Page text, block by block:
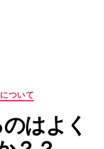
ついて
はよく